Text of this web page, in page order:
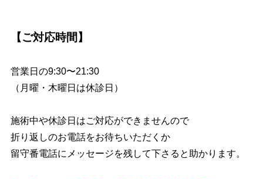
【ご対応時間】
営業日の9:30〜21:30
（月曜・木曜日は休診日）
施術中や休診日はご対応ができませんので
折り返しのお電話をお待ちいただくか
留守番電話にメッセージを残して下さると助かります。